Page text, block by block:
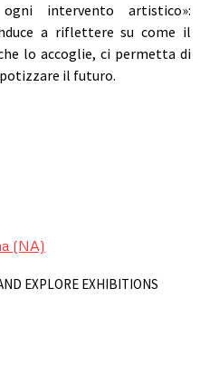
intervento artistico»:
a riflettere su come il
lo accoglie, ci permetta di
il futuro.
(NA)
EXPLORE EXHIBITIONS